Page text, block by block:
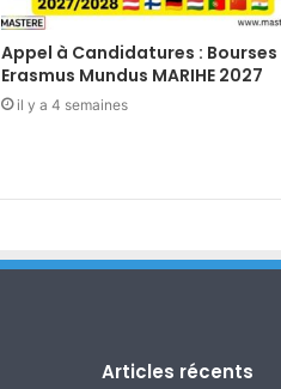
Appel à Candidatures : Bourses
Erasmus Mundus MARIHE 2027
il y a 4 semaines
Articles récents